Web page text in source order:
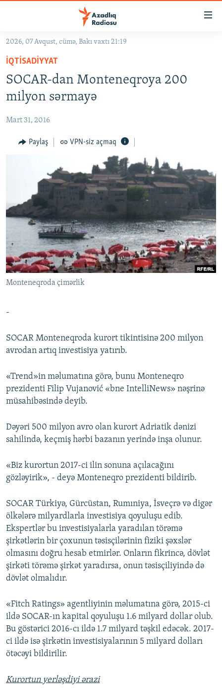
Əsas
qayıt
Əsas
naviqasiyaya
qayıt
GÜNDƏM
KORRUPSIOMETR
#ƏSLINDƏ
FƏRQƏ BAX
QANUNI DOĞRU
MULTIMEDIA
VIDEO
FOTOQALEREYA
İNFOQRAFIKA
KARIKATURA
RADIO ARXIV
OXU ZALI
AZƏRBAYCAN ƏDƏBIYYATI KITABXANASI
İSLAM VƏ DEMOKRATIYA
İZ - MƏDƏNIYYƏT PROQRAMI
HAQQIMIZDA
MISSIYAMIZ
PEŞƏ ETIKASI VƏ JURNALISTIKA STANDARTLARIMIZ
MATERIALLARIMIZDAN ISTIFADƏ
AZADLIQRADIOSU MOBIL TELEFONUNUZDA
RFE/RL-in bütün saytları
2026, 07 Avqust, cümə, Bakı vaxtı 21:19
İQTISADIYYAT
SOCAR-dan Monteneqroya 200
milyon sərmayə
Mart 31, 2016
Paylaş VPN-siz açmaq
Monteneqroda çimərlik
-
SOCAR Monteneqroda kurort tikintisinə 200 milyon
avrodan artıq investisiya yatırıb.
«Trend»in məlumatına görə, bunu Monteneqro
prezidenti Filip Vujanović «bne IntelliNews» nəşrinə
müsahibəsində deyib.
Dəyəri 500 milyon avro olan kurort Adriatik dənizi
sahilində, keçmiş hərbi bazanın yerində inşa olunur.
«Biz kurortun 2017-ci ilin sonuna açılacağını
gözləyirik», - deyə Monteneqro prezidenti bildirib.
SOCAR Türkiyə, Gürcüstan, Rumıniya, İsveçrə və digər
ölkələrə milyardlarla investisiya qoyuluşu edib.
Ekspertlər bu investisiyalarla yaradılan törəmə
şirkətlərin bir çoxunun təsisçilərinin fiziki şəxslər
olmasını doğru hesab etmirlər. Onların fikrincə, dövlət
şirkəti törəmə şirkət yaradırsa, onun təsisçiliyində də
dövlət olmalıdır.
«Fitch Ratings» agentliyinin məlumatına görə, 2015-ci
ildə SOCAR-ın kapital qoyuluşu 1.6 milyard dollar olub.
Bu göstərici 2016-cı ildə 1.7 milyard təşkil edəcək. 2017-
ci ildə isə şirkətin investisiyalarının 5 milyard dolları
ötəcəyi bildirilir.
Kurortun yerləşdiyi ərazi